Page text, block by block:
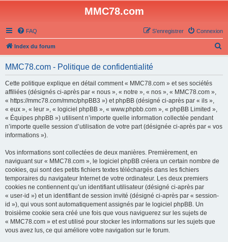
MMC78.com
FAQ Connexion
S’enregistrer
Index du forum
MMC78.com - Politique de confidentialité
Cette politique explique en détail comment « MMC78.com » et ses sociétés
affiliées (désignés ci-après par « nous », « notre », « nos », « MMC78.com »,
« https://mmc78.com/mmc/phpBB3 ») et phpBB (désigné ci-après par « ils »,
« eux », « leur », « logiciel phpBB », « www.phpbb.com », « phpBB Limited »,
« Équipes phpBB ») utilisent n’importe quelle information collectée pendant
n’importe quelle session d’utilisation de votre part (désignée ci-après par « vos
informations »).
Vos informations sont collectées de deux manières. Premièrement, en
naviguant sur « MMC78.com », le logiciel phpBB créera un certain nombre de
cookies, qui sont des petits fichiers textes téléchargés dans les fichiers
temporaires du navigateur Internet de votre ordinateur. Les deux premiers
cookies ne contiennent qu’un identifiant utilisateur (désigné ci-après par
« user-id ») et un identifiant de session invité (désigné ci-après par « session-
id »), qui vous sont automatiquement assignés par le logiciel phpBB. Un
troisième cookie sera créé une fois que vous naviguerez sur les sujets de
« MMC78.com » et est utilisé pour stocker les informations sur les sujets que
vous avez lus, ce qui améliore votre navigation sur le forum.